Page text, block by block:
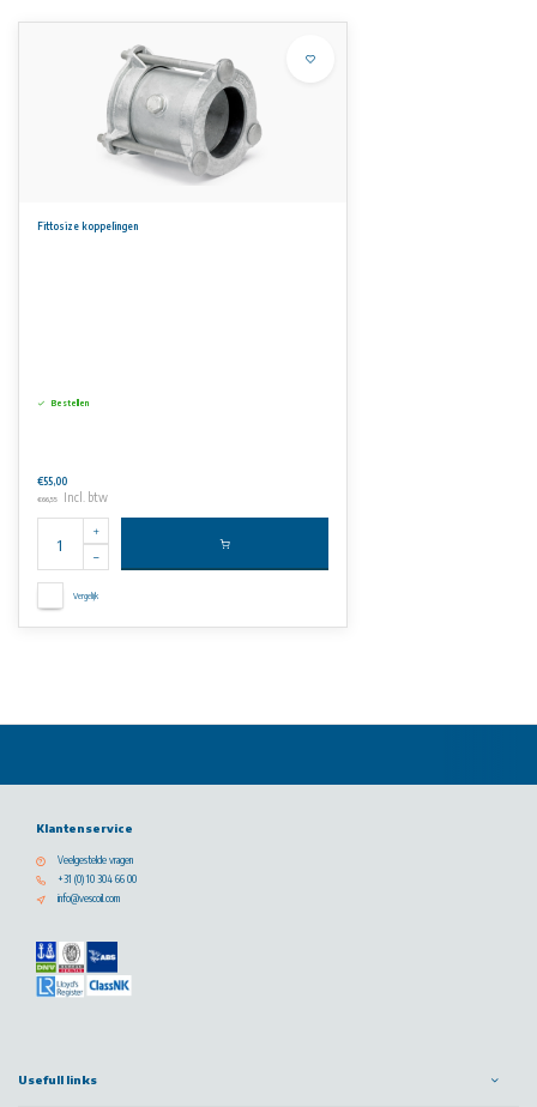
Fittosize koppelingen
Bestellen
€55,00
€66,55 Incl. btw
Vergelijk
Klantenservice
Veelgestelde vragen
+31 (0) 10 304 66 00
info@vescoil.com
Usefull links